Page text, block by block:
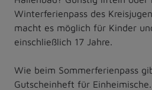
Winterferienpass des
macht es möglich für Kinder
einschließlich 17 Jahre.
Wie beim Sommerferienpass
Gutscheinheft für